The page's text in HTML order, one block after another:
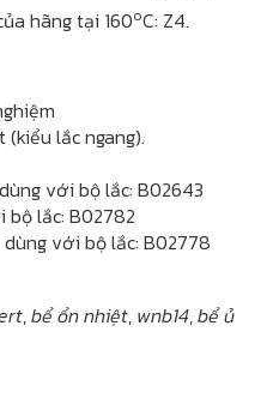
hãng tại 160oC: Z4.
lắc ngang).
với bộ lắc: B02643
bộ lắc: B02782
dùng với bộ lắc: B02778
,bể ổn nhiệt, wnb14,bể ủ